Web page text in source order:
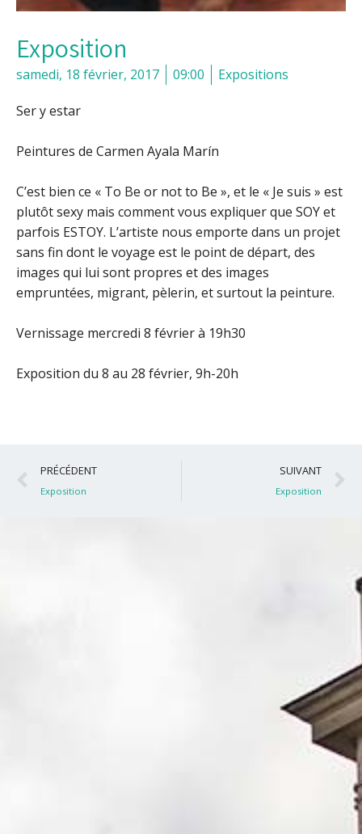
Exposition
samedi, 18 février, 2017 09:00 Expositions
Ser y estar
Peintures de Carmen Ayala Marín
C’est bien ce « To Be or not to Be », et le « Je suis » est
plutôt sexy mais comment vous expliquer que SOY et
parfois ESTOY. L’artiste nous emporte dans un projet
sans fin dont le voyage est le point de départ, des
images qui lui sont propres et des images
empruntées, migrant, pèlerin, et surtout la peinture.
Vernissage mercredi 8 février à 19h30
Exposition du 8 au 28 février, 9h-20h
Précédent
PRÉCÉDENT
Exposition
SUIVANT
Exposition